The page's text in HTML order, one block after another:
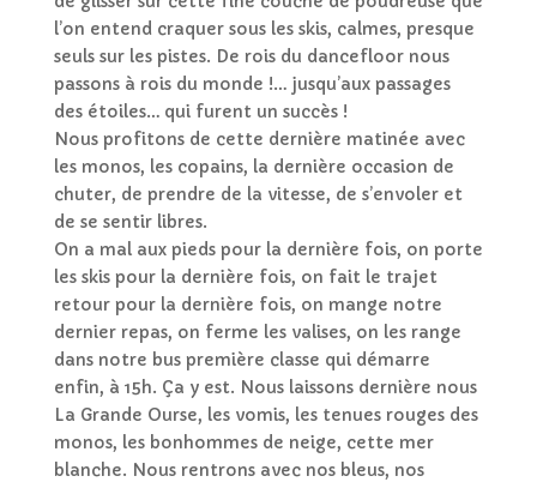
l’on entend craquer sous les skis, calmes, presque
seuls sur les pistes. De rois du dancefloor nous
passons à rois du monde !… jusqu’aux passages
des étoiles… qui furent un succès !
Nous profitons de cette dernière matinée avec
les monos, les copains, la dernière occasion de
chuter, de prendre de la vitesse, de s’envoler et
de se sentir libres.
On a mal aux pieds pour la dernière fois, on porte
les skis pour la dernière fois, on fait le trajet
retour pour la dernière fois, on mange notre
dernier repas, on ferme les valises, on les range
dans notre bus première classe qui démarre
enfin, à 15h. Ça y est. Nous laissons dernière nous
La Grande Ourse, les vomis, les tenues rouges des
monos, les bonhommes de neige, cette mer
blanche. Nous rentrons avec nos bleus, nos